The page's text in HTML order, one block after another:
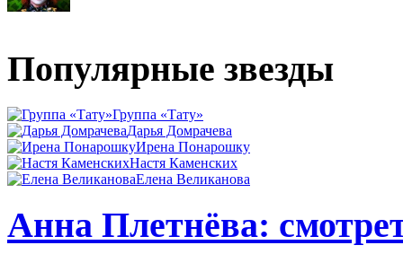
Популярные звезды
Группа «Тату»
Дарья Домрачева
Ирена Понарошку
Настя Каменских
Елена Великанова
Анна Плетнёва: